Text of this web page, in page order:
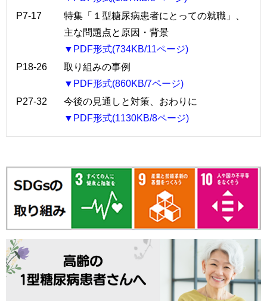
P7-17
特集「１型糖尿病患者にとっての就職」、
主な問題点と原因・背景
▼PDF形式(734KB/11ページ)
P18-26
取り組みの事例
▼PDF形式(860KB/7ページ)
P27-32
今後の見通しと対策、おわりに
▼PDF形式(1130KB/8ページ)